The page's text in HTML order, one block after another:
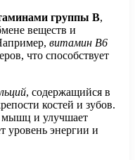
группы B,
веществ и
витамин B6
что способствует
, содержащийся в
костей и зубов.
мышц и улучшает
уровень энергии и